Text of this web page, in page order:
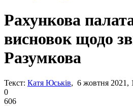
Рахункова
висновок щодо
Разумкова
Текст: Катя Юськів, 6 жовтня 2021,
0
606